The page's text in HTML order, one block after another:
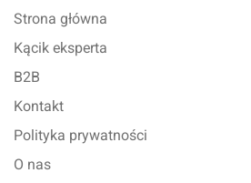
Strona główna
Kącik eksperta
B2B
Kontakt
Polityka prywatności
O nas